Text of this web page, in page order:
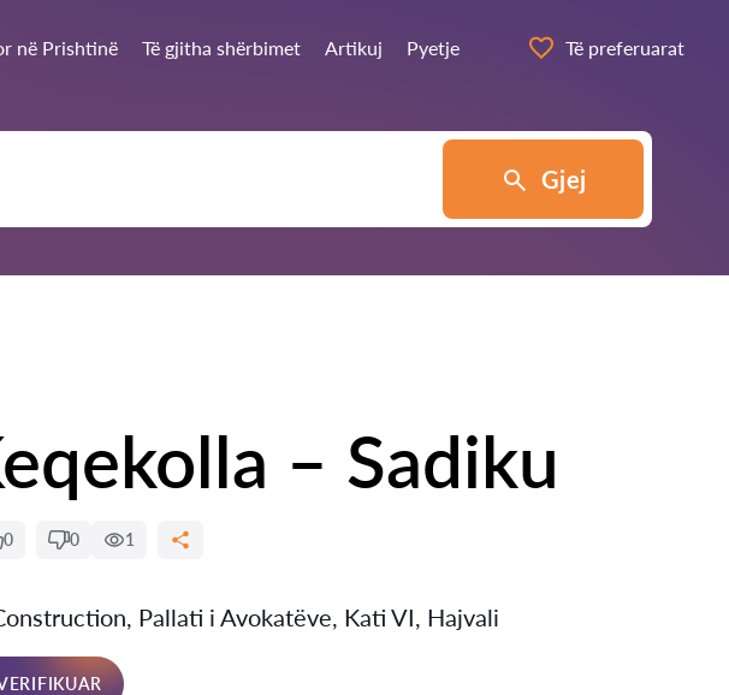
në Prishtinë Të gjitha shërbimet Artikuj Pyetje Të preferuarat
Gjej
– Sadiku
0 0 1
Pallati i Avokatëve, Kati VI, Hajvali